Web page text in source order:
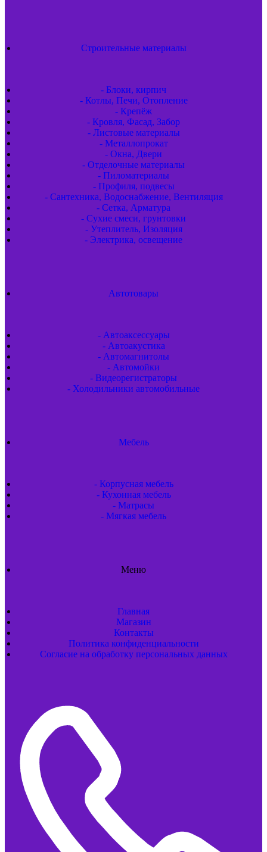
Строительные материалы
- Блоки, кирпич
- Котлы, Печи, Отопление
- Крепёж
- Кровля, Фасад, Забор
- Листовые материалы
- Металлопрокат
- Окна, Двери
- Отделочные материалы
- Пиломатериалы
- Профиля, подвесы
- Сантехника, Водоснабжение, Вентиляция
- Сетка, Арматура
- Сухие смеси, грунтовки
- Утеплитель, Изоляция
- Электрика, освещение
Автотовары
- Автоаксессуары
- Автоакустика
- Автомагнитолы
- Автомойки
- Видеорегистраторы
- Холодильники автомобильные
Мебель
- Корпусная мебель
- Кухонная мебель
- Матрасы
- Мягкая мебель
Меню
Главная
Магазин
Контакты
Политика конфиденциальности
Согласие на обработку персональных данных